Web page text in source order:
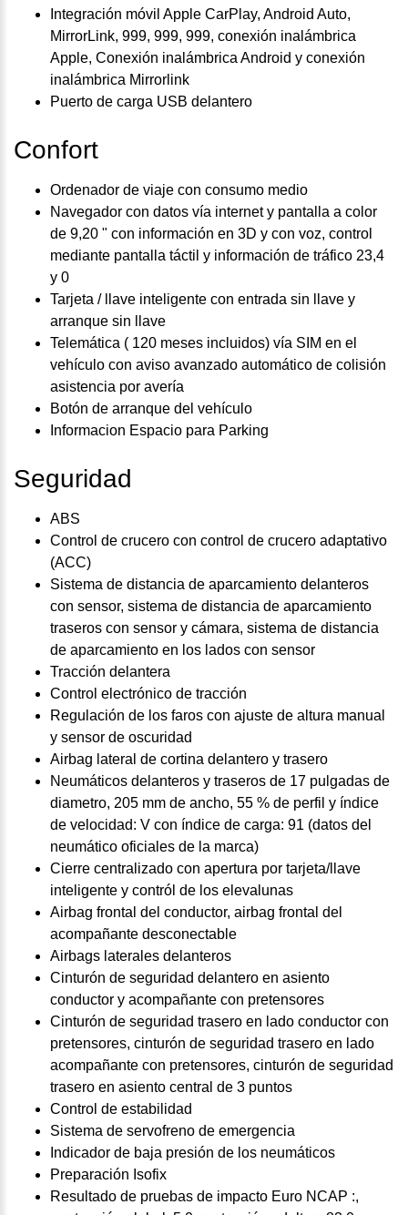
Integración móvil Apple CarPlay, Android Auto,
MirrorLink, 999, 999, 999, conexión inalámbrica
Apple, Conexión inalámbrica Android y conexión
inalámbrica Mirrorlink
Puerto de carga USB delantero
Confort
Ordenador de viaje con consumo medio
Navegador con datos vía internet y pantalla a color
de 9,20 " con información en 3D y con voz, control
mediante pantalla táctil y información de tráfico 23,4
y 0
Tarjeta / llave inteligente con entrada sin llave y
arranque sin llave
Telemática ( 120 meses incluidos) vía SIM en el
vehículo con aviso avanzado automático de colisión
asistencia por avería
Botón de arranque del vehículo
Informacion Espacio para Parking
Seguridad
ABS
Control de crucero con control de crucero adaptativo
(ACC)
Sistema de distancia de aparcamiento delanteros
con sensor, sistema de distancia de aparcamiento
traseros con sensor y cámara, sistema de distancia
de aparcamiento en los lados con sensor
Tracción delantera
Control electrónico de tracción
Regulación de los faros con ajuste de altura manual
y sensor de oscuridad
Airbag lateral de cortina delantero y trasero
Neumáticos delanteros y traseros de 17 pulgadas de
diametro, 205 mm de ancho, 55 % de perfil y índice
de velocidad: V con índice de carga: 91 (datos del
neumático oficiales de la marca)
Cierre centralizado con apertura por tarjeta/llave
inteligente y contról de los elevalunas
Airbag frontal del conductor, airbag frontal del
acompañante desconectable
Airbags laterales delanteros
Cinturón de seguridad delantero en asiento
conductor y acompañante con pretensores
Cinturón de seguridad trasero en lado conductor con
pretensores, cinturón de seguridad trasero en lado
acompañante con pretensores, cinturón de seguridad
trasero en asiento central de 3 puntos
Control de estabilidad
Sistema de servofreno de emergencia
Indicador de baja presión de los neumáticos
Preparación Isofix
Resultado de pruebas de impacto Euro NCAP :,